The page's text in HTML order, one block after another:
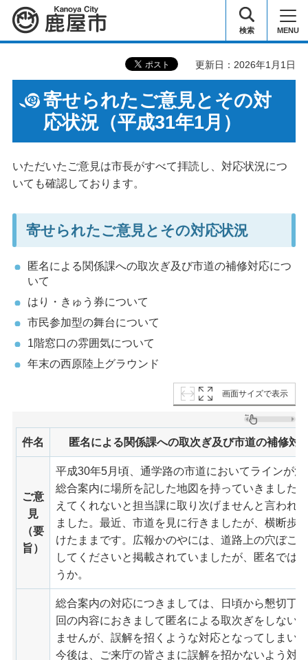
鹿屋市 検索 MENU
更新日：2026年1月1日
寄せられたご意見とその対
応状況（平成31年1月）
いただいたご意見は市長がすべて拝読し、対応状況につ
いても確認しております。
寄せられたご意見とその対応状況
匿名による関係課への取次ぎ及び市道の補修対応につ
いて
はり・きゅう券について
市民参加型の舞台について
1階窓口の雰囲気について
年末の西原陸上グラウンド
画面サイズで表示
件名 匿名による関係課への取次ぎ及び市道の補修対
ご意
見
（要
旨）
平成30年5月頃、通学路の市道においてラインが
総合案内に場所を記した地図を持っていきました
えてくれないと担当課に取り次げませんと言われ
ました。最近、市道を見に行きましたが、横断歩
けたままです。広報かのやには、道路上の穴ぼこ
してくださいと掲載されていましたが、匿名では
うか。
総合案内の対応につきましては、日頃から懇切丁
回の内容におきまして匿名による取次ぎをしない
ませんが、誤解を招くような対応となってしまい
今後は、ご来庁の皆さまに誤解を招かないよう対